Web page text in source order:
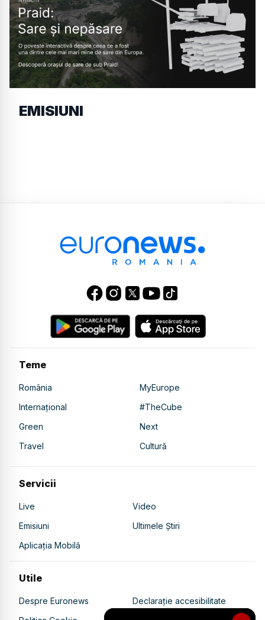
EMISIUNI
Teme
România
MyEurope
Internațional
#TheCube
Green
Next
Travel
Cultură
Servicii
Live
Video
Emisiuni
Ultimele Știri
Aplicația Mobilă
Utile
Despre Euronews
Declarație accesibilitate